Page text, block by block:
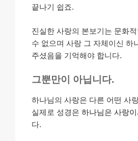
끝나기 쉽죠.
진실한 사랑의 본보기는 문화
수 없으며 사랑 그 자체이신 하
주셨음을 기억해야 합니다.
그뿐만이 아닙니다.
하나님의 사랑은 다른 어떤 사
실제로 성경은 하나님은 사랑
다.